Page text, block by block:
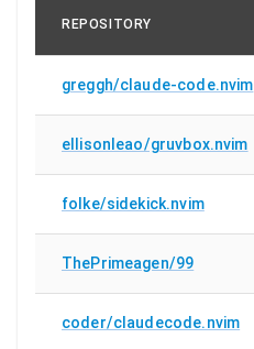
REPOSITORY
greggh/claude-code.nvim
ellisonleao/gruvbox.nvim
folke/sidekick.nvim
ThePrimeagen/99
coder/claudecode.nvim